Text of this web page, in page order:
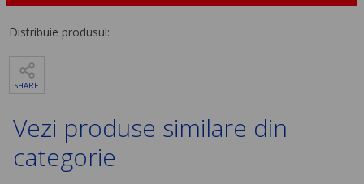
Distribuie produsul:
SHARE
Vezi produse similare din
categorie